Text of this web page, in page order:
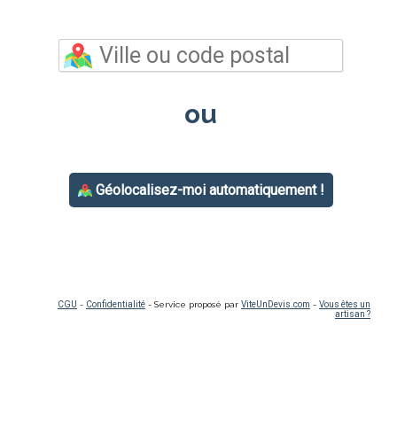
ou
Géolocalisez-moi automatiquement !
CGU - Confidentialité - Service proposé par ViteUnDevis.com - Vous êtes un
artisan ?